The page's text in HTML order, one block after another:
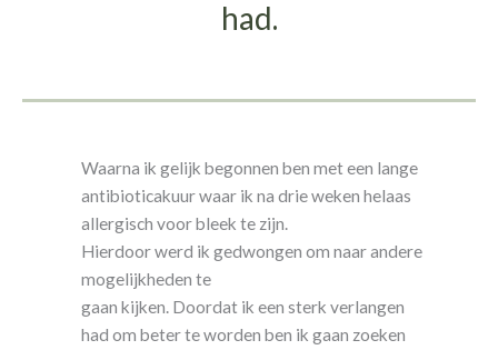
had.
Waarna ik gelijk begonnen ben met een lange
antibioticakuur waar ik na drie weken helaas
allergisch voor bleek te zijn.
Hierdoor werd ik gedwongen om naar andere
mogelijkheden te
gaan kijken. Doordat ik een sterk verlangen
had om beter te worden ben ik gaan zoeken